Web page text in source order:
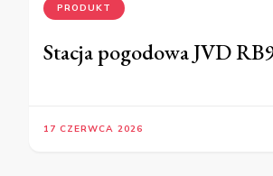
PRODUKT
Stacja pogodowa JVD
17 CZERWCA 2026